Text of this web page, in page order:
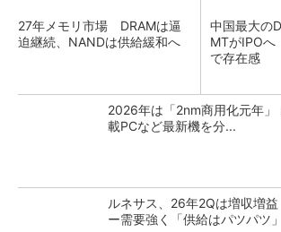
27年メモリ市場 DRAMは逼
迫継続、NANDは供給緩和へ
中国最大の
MTがIPO
で存在感
2026年は「2nm商用化元年
載PCなど最新機を分...
ルネサス、26年2Qは増収増
ー需要強く「供給はパツパツ」